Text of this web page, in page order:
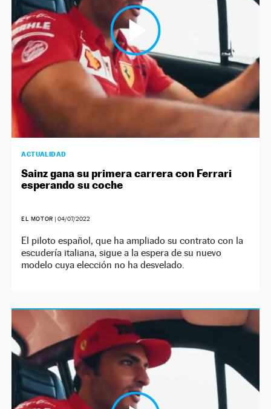
ACTUALIDAD
Sainz gana su primera carrera con Ferrari
esperando su coche
EL MOTOR | 04/07/2022
El piloto español, que ha ampliado su contrato con la
escudería italiana, sigue a la espera de su nuevo
modelo cuya elección no ha desvelado.